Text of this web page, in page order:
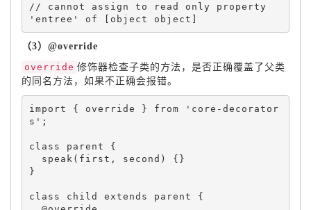
// cannot assign to read only property
（3）@override
override 修饰器检查子类的方法，是否正确覆盖了父类
的同名方法，如果不正确会报错。
import { override } from
'core-decorator
s' ;
class parent
{
speak ( first , second ) { }
}
class child extends parent
{